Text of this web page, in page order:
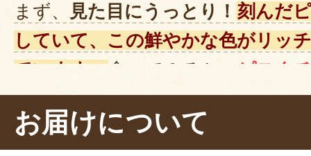
まず、 見た目にうっとり！ 刻んだ
していて、この鮮やかな色がリッ
ています。 食べてみると、
ピスタ
いが口いっぱいに広がりました。
ョコレートが、味に深みを出して
お届けについて